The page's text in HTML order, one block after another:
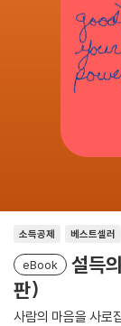
소득공제 베스트셀러
eBook
설득
판)
사람의 마음을 사로